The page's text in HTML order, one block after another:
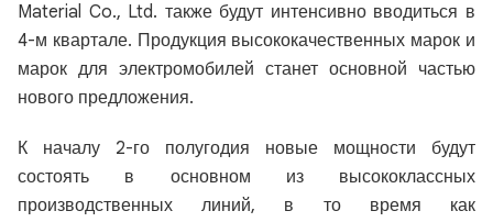
Material Co., Ltd. также будут интенсивно вводиться в
4-м квартале. Продукция высококачественных марок и
марок для электромобилей станет основной частью
нового предложения.
К началу 2-го полугодия новые мощности будут
состоять в основном из высококлассных
производственных линий, в то время как